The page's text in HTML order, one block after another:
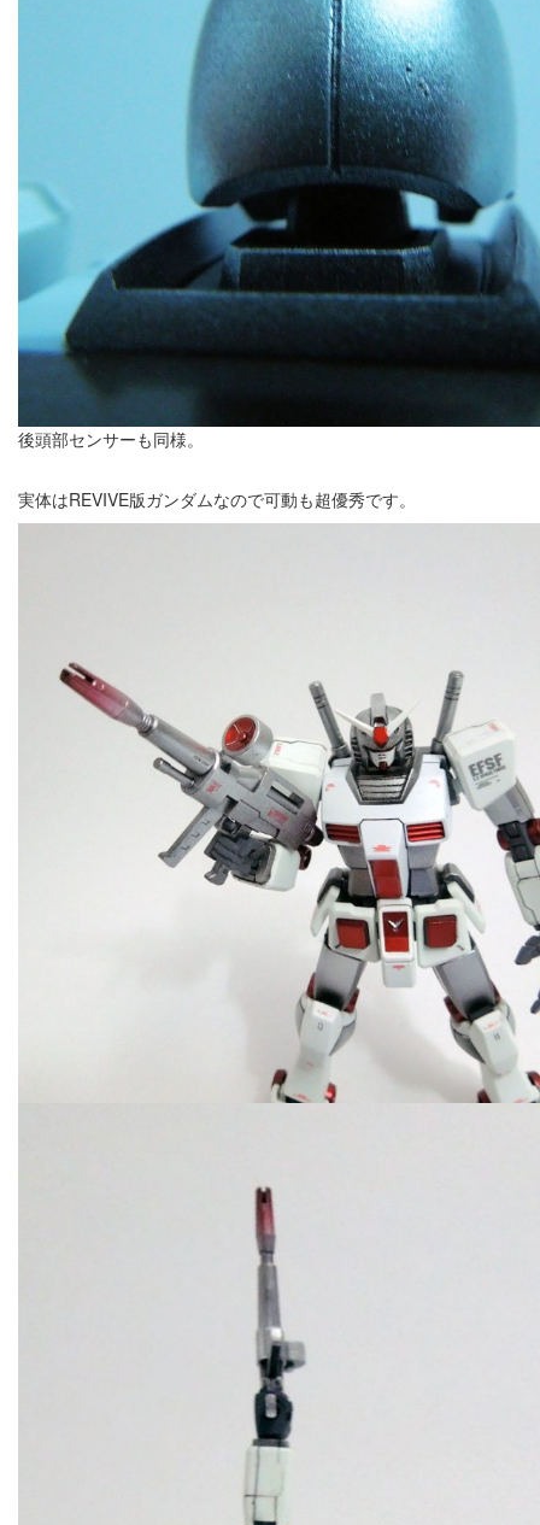
後頭部センサーも同様。
実体はREVIVE版ガンダムなので可動も超優秀です。